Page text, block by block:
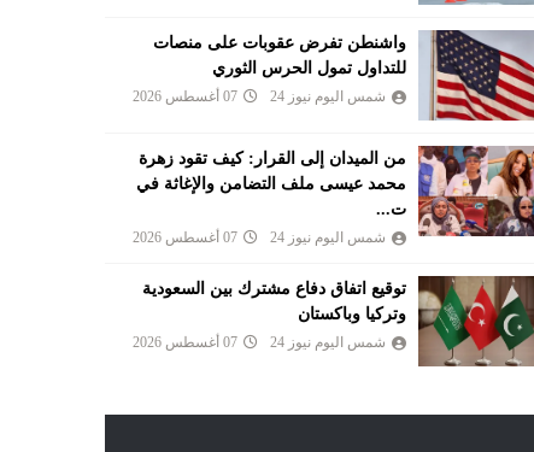
واشنطن تفرض عقوبات على منصات
للتداول تمول الحرس الثوري
شمس اليوم نيوز 24 07 أغسطس 2026
من الميدان إلى القرار: كيف تقود زهرة
محمد عيسى ملف التضامن والإغاثة في
ت...
شمس اليوم نيوز 24 07 أغسطس 2026
توقيع اتفاق دفاع مشترك بين السعودية
وتركيا وباكستان
شمس اليوم نيوز 24 07 أغسطس 2026